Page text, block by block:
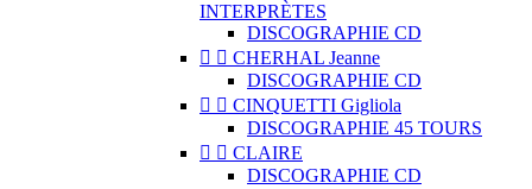
INTERPRÈTES
DISCOGRAPHIE CD
  CHERHAL Jeanne
DISCOGRAPHIE CD
  CINQUETTI Gigliola
DISCOGRAPHIE 45 TOURS
  CLAIRE
DISCOGRAPHIE CD